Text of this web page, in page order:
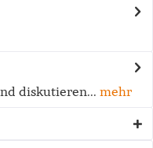
diskutieren... mehr